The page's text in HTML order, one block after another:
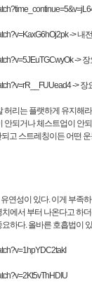
-> 내
-> 장
-> 장
허리는 플랫하게 유지해
안되거나 체스트업이 안
고 스트레칭이든 어떤
연성이 있다. 이게 부족
에서 부터 나온다고 하
하다. 올바른 호흡법이